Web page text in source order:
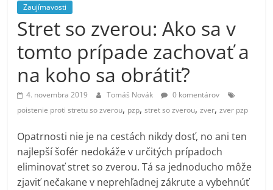
Zaujímavosti
Stret so zverou: Ako sa v
tomto prípade zachovať a
na koho sa obrátiť?
4. novembra 2019 Tomáš Novák
0 komentárov
poistenie proti stretu so zverou, pzp,stret so zverou,zver,zver pzp
Opatrnosti nie je na cestách nikdy dosť, no ani ten
najlepší šofér nedokáže v určitých prípadoch
eliminovať stret so zverou. Tá sa jednoducho môže
zjaviť nečakane v neprehľadnej zákrute a vybehnúť